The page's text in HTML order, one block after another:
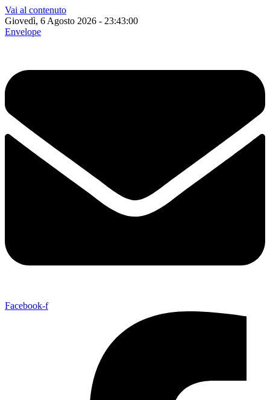
Vai al contenuto
Giovedì, 6 Agosto 2026 - 23:43:01
Envelope
Facebook-f